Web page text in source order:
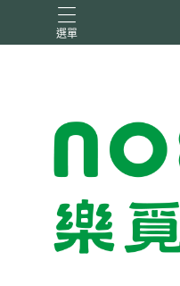
選單